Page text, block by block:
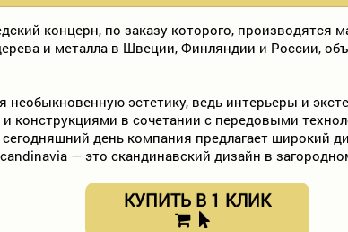
концерн, по заказу которого, производятся
и металла в Швеции, Финляндии и России,
необыкновенную эстетику, ведь интерьеры и
конструкциями в сочетании с передовыми
день компания предлагает широкий
— это скандинавский дизайн в
КУПИТЬ В 1 КЛИК